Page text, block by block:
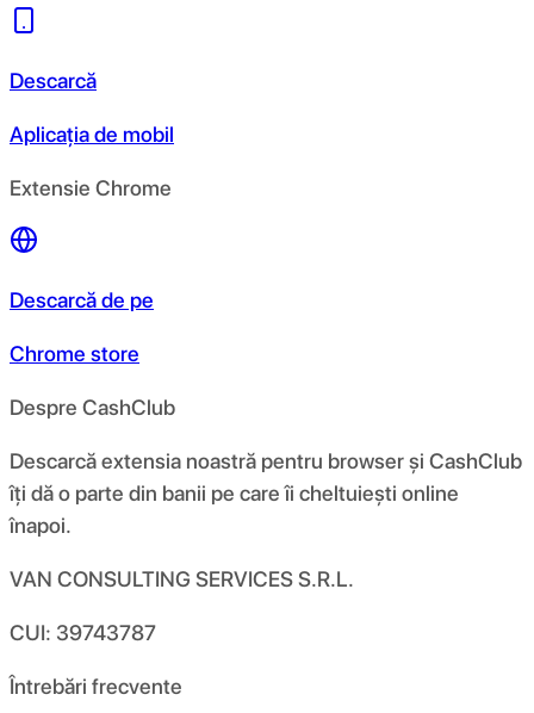
Descarcă
Aplicația de mobil
Extensie Chrome
Descarcă de pe
Chrome store
Despre CashClub
Descarcă extensia noastră pentru browser și CashClub
îți dă o parte din banii pe care îi cheltuiești online
înapoi.
VAN CONSULTING SERVICES S.R.L.
CUI: 39743787
Întrebări frecvente